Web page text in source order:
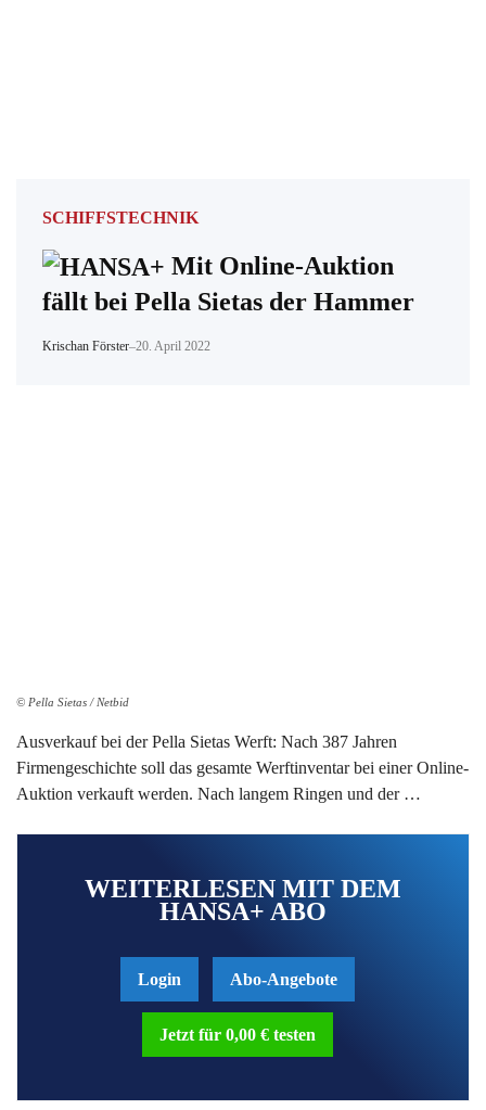
SCHIFFSTECHNIK
Mit Online-Auktion
fällt bei Pella Sietas der Hammer
Krischan Förster–20. April 2022
© Pella Sietas / Netbid
Ausverkauf bei der Pella Sietas Werft: Nach 387 Jahren
Firmengeschichte soll das gesamte Werftinventar bei einer Online-
Auktion verkauft werden. Nach langem Ringen und der …
WEITERLESEN MIT DEM
HANSA+ ABO
Login Abo-Angebote
Jetzt für 0,00 € testen